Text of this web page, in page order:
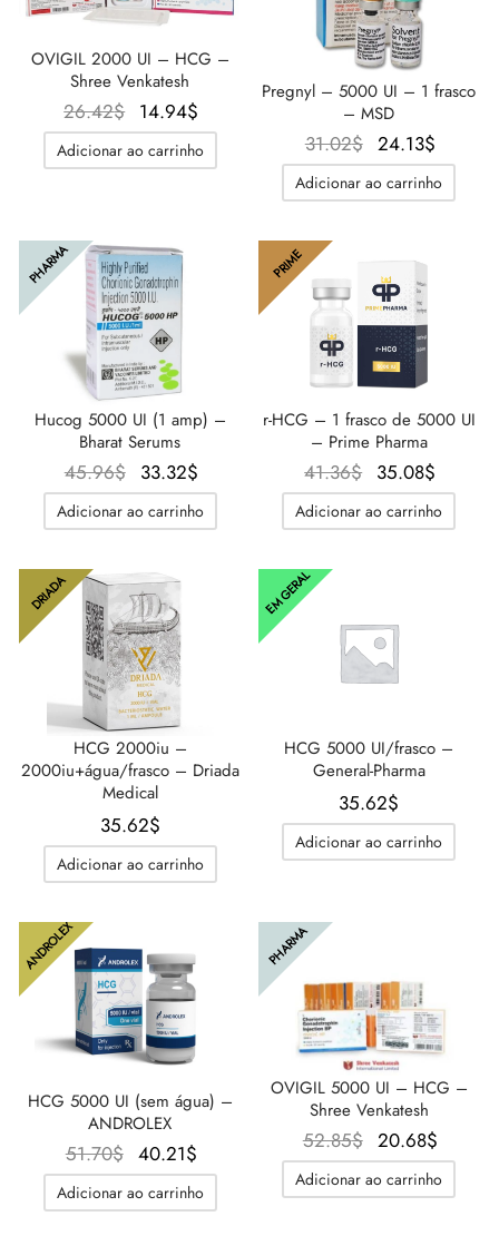
OVIGIL 2000 UI – HCG –
Shree Venkatesh
26.42$ O preço
original
era:
14.94$
preço
atual é:
Adicionar ao carrinho
Pregnyl – 5000 UI – 1 frasco
– MSD
31.02$
O
preço
original
31.02$.
24.13$
preço
atual é:
Adicionar ao carrinho
PHARMA
Hucog 5000 UI (1 amp) –
Bharat Serums
45.96$ O preço
original
era:
33.32$
preço
atual é:
Adicionar ao carrinho
PRIME
r-HCG – 1 frasco de 5000 UI
– Prime Pharma
41.36$
O
preço
original
35.08$
preço
atual é:
Adicionar ao carrinho
DRIADA
HCG 2000iu –
2000iu+água/frasco – Driada
Medical
35.62$
Adicionar ao carrinho
EM GERAL
HCG 5000 UI/frasco –
General-Pharma
35.62$
Adicionar ao carrinho
ANDROLEX
HCG 5000 UI (sem água) –
ANDROLEX
51.70$
O
preço
original
40.21$
preço
atual é:
Adicionar ao carrinho
PHARMA
OVIGIL 5000 UI – HCG –
Shree Venkatesh
52.85$
O
preço
original
20.68$
preço
atual
Adicionar ao carrinho